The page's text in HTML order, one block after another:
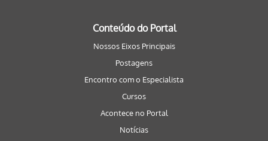
Conteúdo do Portal
Nossos Eixos Principais
Postagens
Encontro com o Especialista
Cursos
Acontece no Portal
Notícias